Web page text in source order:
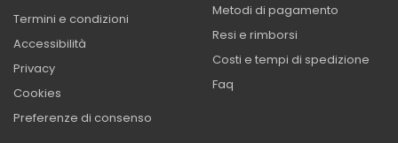
Termini e condizioni
Accessibilità
Privacy
Cookies
Preferenze di consenso
Metodi di pagamento
Resi e rimborsi
Costi e tempi di spedizione
Faq